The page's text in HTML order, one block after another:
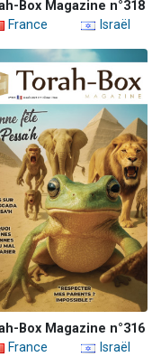
Box Magazine n°318
France
Israël
Box Magazine n°316
France
Israël